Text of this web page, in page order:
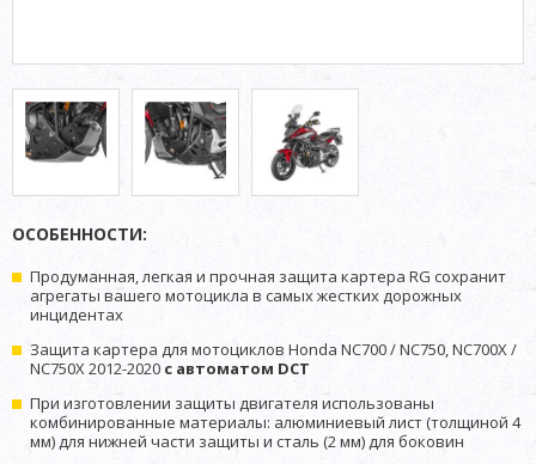
ОСОБЕННОСТИ:
Продуманная, легкая и прочная защита картера RG сохранит
агрегаты вашего мотоцикла в самых жестких дорожных
инцидентах
Защита картера для мотоциклов Honda NC700 / NC750, NC700X /
NC750X 2012-2020 с автоматом DCT
При изготовлении защиты двигателя использованы
комбинированные материалы: алюминиевый лист (толщиной 4
мм) для нижней части защиты и сталь (2 мм) для боковин